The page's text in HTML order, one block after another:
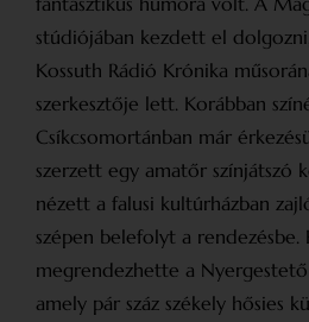
stúdiójában kezdett el
Kossuth Rádió Krónika
szerkesztője lett. Korábban
Csíkcsomortánban már
szerzett egy amatőr színjátszó
nézett a falusi kultúrházban
szépen belefolyt a
megrendezhette a
amely pár száz székely hősies